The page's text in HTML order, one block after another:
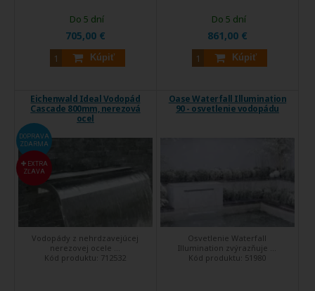
705,00 €
Kúpiť
Do 5 dní
861,00 €
Kúpiť
Do 5 dní
Eichenwald Ideal Vodopád
Cascade 800mm, nerezová
ocel
DOPRAVA
ZDARMA
EXTRA
ZĽAVA
Vodopády z nehrdzavejúcej
nerezovej ocele ...
Kód produktu: 712532
Oase Waterfall Illumination
90 - osvetlenie vodopádu
Osvetlenie Waterfall
Illumination zvýrazňuje ...
Kód produktu: 51980